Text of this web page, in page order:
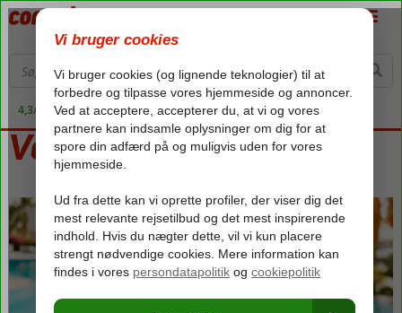
4,3/5 på Trustpilot
Velkommen til Parga